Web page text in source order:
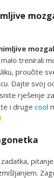
trenirali
proučite
Dajte svoj
rješenje
i druge cool